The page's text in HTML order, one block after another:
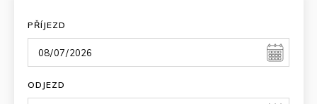
PŘÍJEZD
ODJEZD